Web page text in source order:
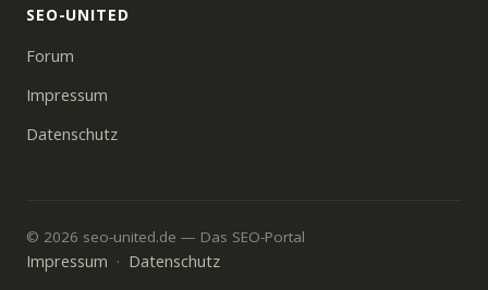
SEO-UNITED
Forum
Impressum
Datenschutz
© 2026 seo-united.de — Das SEO-Portal
Impressum · Datenschutz